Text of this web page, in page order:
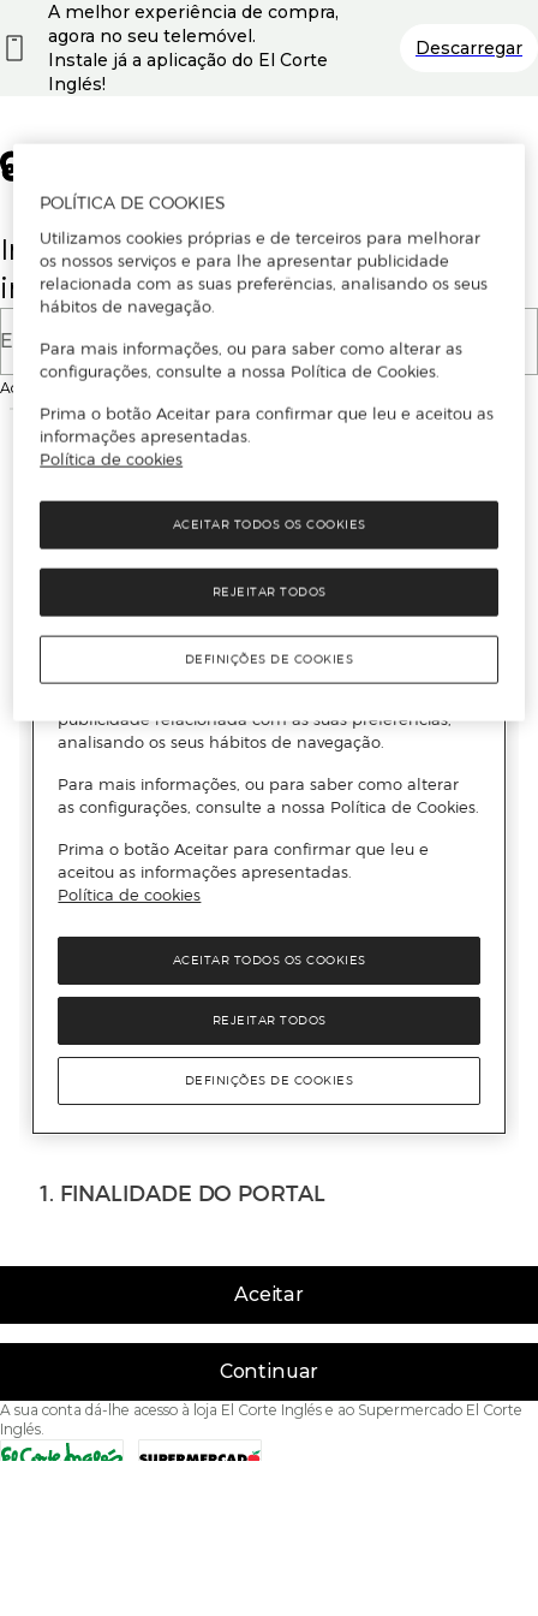
Insira o seu email para se registar ou
iniciar sessão.
E-mail
Ao continuar, aceitas as
Aceitar
Continuar
A sua conta dá-lhe acesso à loja El Corte Inglés e ao Supermercado El Corte
Inglés.
A melhor experiência de compra,
agora no seu telemóvel.
Instale já a aplicação do El Corte
Inglés!
Descarregar
POLÍTICA DE COOKIES
Utilizamos cookies próprias e de terceiros para melhorar
os nossos serviços e para lhe apresentar publicidade
relacionada com as suas preferências, analisando os seus
hábitos de navegação.
Para mais informações, ou para saber como alterar as
configurações, consulte a nossa Política de Cookies.
Prima o botão Aceitar para confirmar que leu e aceitou as
informações apresentadas.
Política de cookies
REJEITAR TODOS
ACEITAR TODOS OS COOKIES
DEFINIÇÕES DE COOKIES